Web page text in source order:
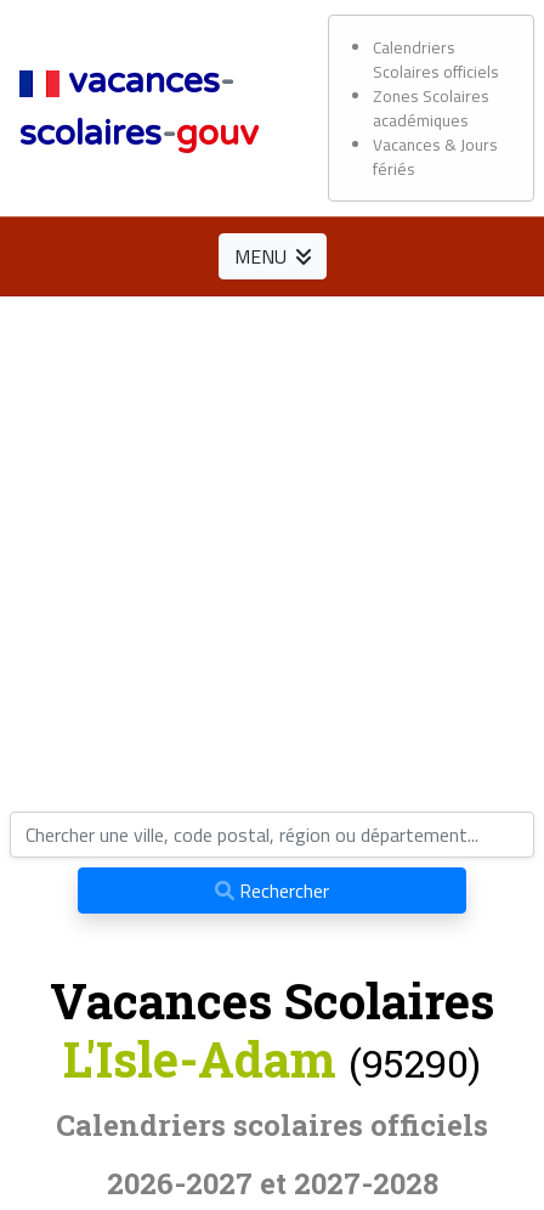
vacances-
scolaires-gouv
Calendriers
Scolaires officiels
Zones Scolaires
académiques
Vacances & Jours
fériés
MENU
Rechercher
Vacances Scolaires
L'Isle-Adam (95290)
Calendriers scolaires officiels
2026-2027 et 2027-2028